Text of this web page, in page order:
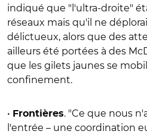
indiqué que "l'ultra-droite"
réseaux mais qu'il ne
délictueux, alors que des
ailleurs été portées à des
que les gilets jaunes se
confinement.
• Frontières. "Ce que nous
l'entrée – une coordination